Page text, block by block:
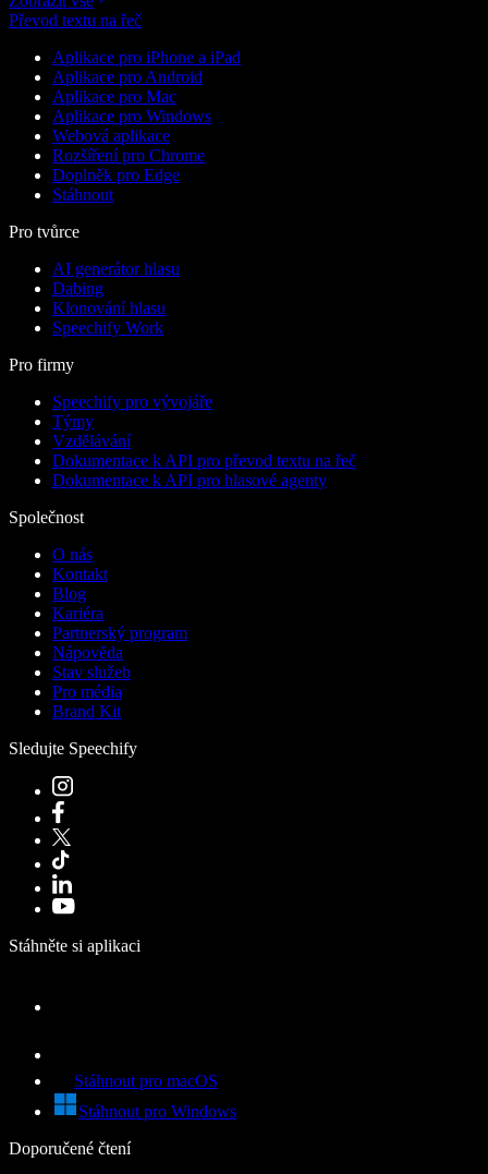
Převod textu na řeč
Aplikace pro iPhone a iPad
Aplikace pro Android
Aplikace pro Mac
Aplikace pro Windows
Webová aplikace
Rozšíření pro Chrome
Doplněk pro Edge
Stáhnout
Pro tvůrce
AI generátor hlasu
Dabing
Klonování hlasu
Speechify Work
Pro firmy
Speechify pro vývojáře
Týmy
Vzdělávání
Dokumentace k API pro převod textu na řeč
Dokumentace k API pro hlasové agenty
Společnost
O nás
Kontakt
Blog
Kariéra
Partnerský program
Nápověda
Stav služeb
Pro média
Brand Kit
Sledujte Speechify
Stáhněte si aplikaci
Stáhnout pro macOS
Stáhnout pro Windows
Doporučené čtení